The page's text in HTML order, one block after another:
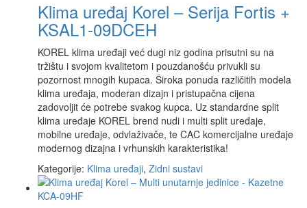
Klima uređaj Korel – Serija Fortis +
KSAL1-09DCEH
KOREL klima uređaji već dugi niz godina prisutni su na
tržištu i svojom kvalitetom i pouzdanošću privukli su
pozornost mnogih kupaca. Široka ponuda različitih modela
klima uređaja, moderan dizajn i pristupačna cijena
zadovoljit će potrebe svakog kupca. Uz standardne split
klima uređaje KOREL brend nudi i multi split uređaje,
mobilne uređaje, odvlaživače, te CAC komercijalne uređaje
modernog dizajna i vrhunskih karakteristika!
Kategorije: Klima uređaji, Zidni sustavi